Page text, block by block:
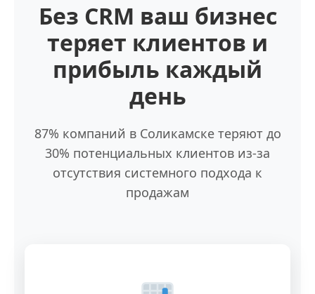
Без CRM ваш бизнес
теряет клиентов и
прибыль каждый
день
87% компаний в Соликамске теряют до
30% потенциальных клиентов из-за
отсутствия системного подхода к
продажам